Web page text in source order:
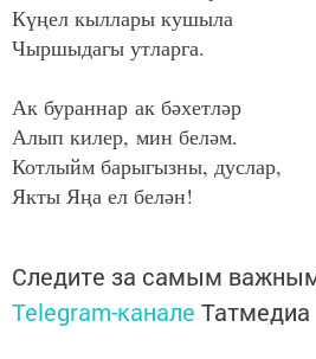
Күңел кыллары кушыла
Чыршыдагы утларга.
Ак бураннар ак бәхетләр
Алып килер, мин беләм.
Котлыйм барыгызны, дуслар,
Якты Яңа ел белән!
Следите за самым
Telegram-канале Татмедиа